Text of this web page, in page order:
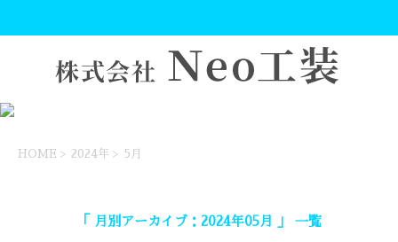
HOME > 2024年 > 5月
「 月別アーカイブ：2024年05月 」 一覧